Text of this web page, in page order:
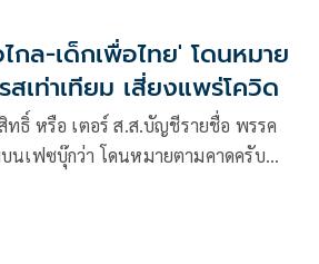
กล-เด็กเพื่อไทย' โดนหมาย
เท่าเทียม เสี่ยงแพร่โควิด
ธิ์ หรือ เตอร์ ส.ส.บัญชีรายชื่อ พรรค
นเฟซบุ๊กว่า โดนหมายตามคาดครับ